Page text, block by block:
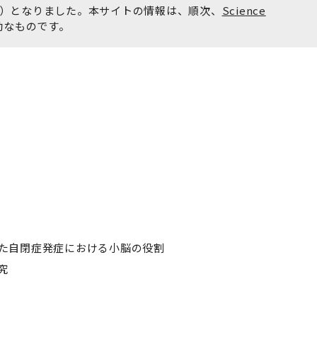
なりました。本サイトの情報は、順次、 Science
ものです。
自閉症発症における小脳の役割